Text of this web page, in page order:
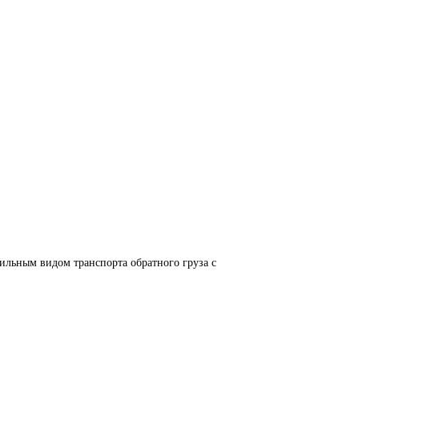
видом транспорта обратного груза с